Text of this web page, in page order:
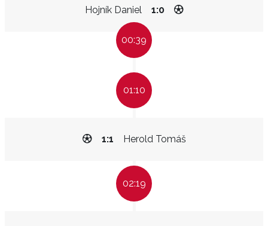
Hojník Daniel 1:0
00:39
01:10
Herold Tomáš
1:1
02:19